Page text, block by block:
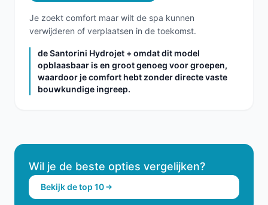
Je zoekt comfort maar wilt de spa kunnen
verwijderen of verplaatsen in de toekomst.
de Santorini Hydrojet + omdat dit model
opblaasbaar is en groot genoeg voor groepen,
waardoor je comfort hebt zonder directe vaste
bouwkundige ingreep.
Wil je de beste opties vergelijken?
Bekijk de top 10